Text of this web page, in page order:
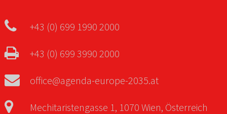
+43 (0) 699 1990 2000
+43 (0) 699 3990 2000
office@agenda-europe-2035.at
Mechitaristengasse 1, 1070 Wien, Österreich